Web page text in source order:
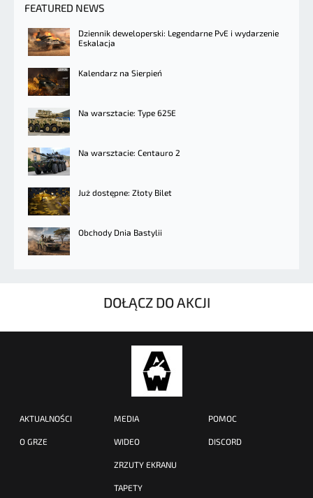
FEATURED NEWS
Dziennik deweloperski: Legendarne PvE i wydarzenie
Eskalacja
Kalendarz na Sierpień
Na warsztacie: Type 625E
Na warsztacie: Centauro 2
Już dostępne: Złoty Bilet
Obchody Dnia Bastylii
DOŁĄCZ DO AKCJI
AKTUALNOŚCI
O GRZE
MEDIA
WIDEO
ZRZUTY EKRANU
TAPETY
POMOC
DISCORD